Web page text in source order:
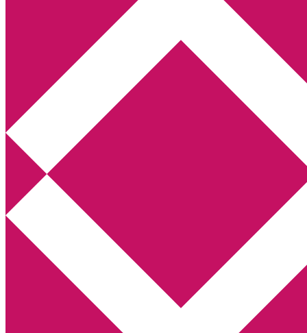
Annikas litteratur- och kulturblogg
Deckare, kriminalromaner, thrillers
Hem
Boktolva
Författarfemman
Kontakt
Webbshop Amazon